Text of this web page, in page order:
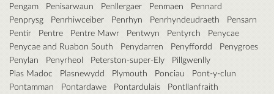
Pengam
Penisarwaun Penllergaer Penmaen
Pennard
Penprysg
Penrhiwceiber Penrhyn Penrhyndeudraeth
Pensarn
Pentir
Pentre Pentre Mawr Pentwyn Pentyrch
Penycae
Penycae and Ruabon South
Penydarren Penyffordd
Penygroes
Penylan
Penyrheol Peterston-super-Ely
Pillgwenlly
Plas Madoc
Plasnewydd Plymouth Ponciau
Pont-y-clun
Pontamman
Pontardawe Pontardulais
Pontllanfraith